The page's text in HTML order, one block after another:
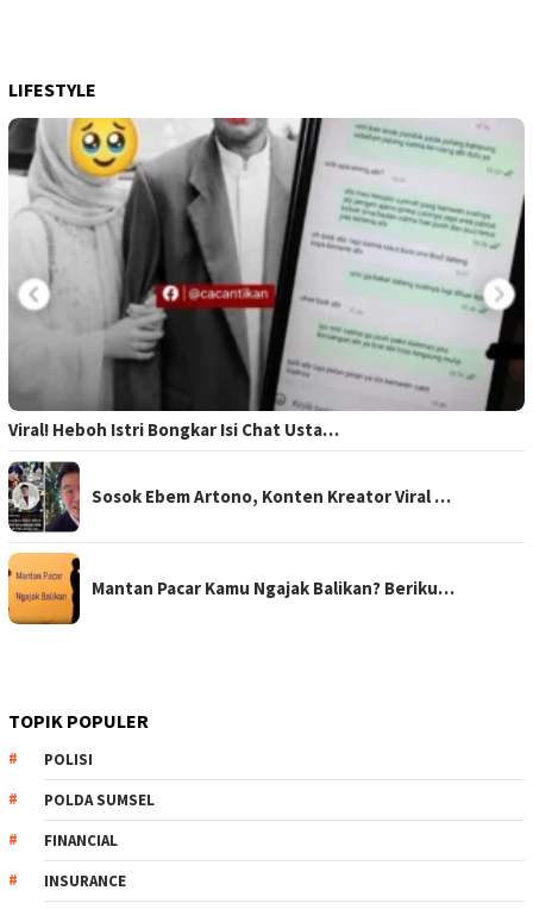
LIFESTYLE
Viral! Heboh Istri Bongkar Isi Chat Usta…
Sosok Ebem Artono, Konten Kreator Viral …
Mantan Pacar Kamu Ngajak Balikan? Beriku…
TOPIK POPULER
POLISI
POLDA SUMSEL
FINANCIAL
INSURANCE